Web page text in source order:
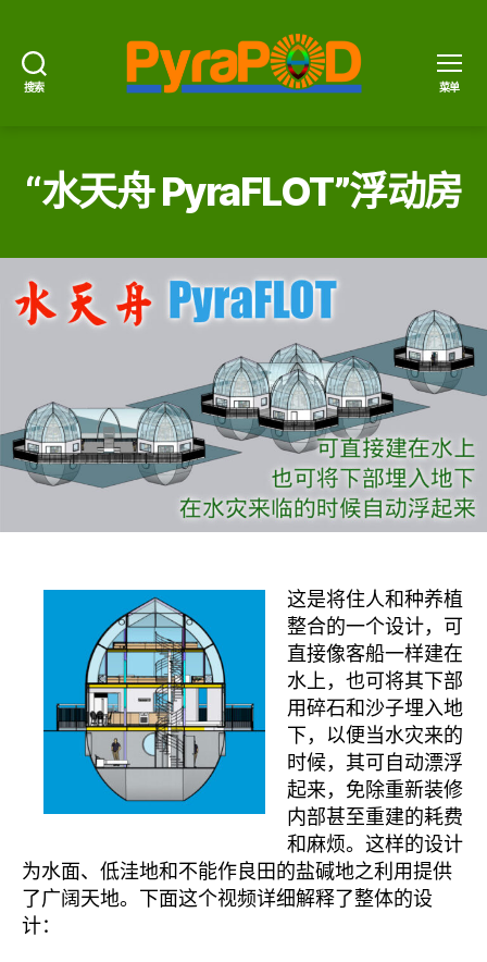
搜索
荚
与
火
菜单
“水天舟 PyraFLOT”浮动房
这是将住人和种养植
整合的一个设计，可
直接像客船一样建在
水上，也可将其下部
用碎石和沙子埋入地
下，以便当水灾来的
时候，其可自动漂浮
起来，免除重新装修
内部甚至重建的耗费
和麻烦。这样的设计
为水面、低洼地和不能作良田的盐碱地之利用提供
了广阔天地。下面这个视频详细解释了整体的设
计：